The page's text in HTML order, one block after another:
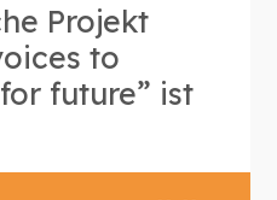
Projekt
to
future” ist